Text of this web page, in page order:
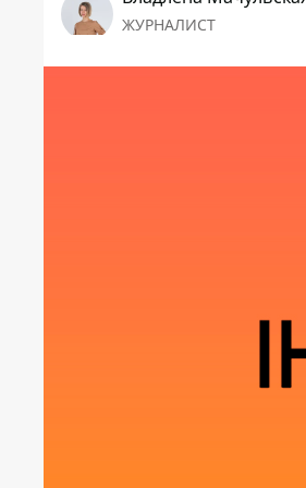
ЖУРНАЛИСТ